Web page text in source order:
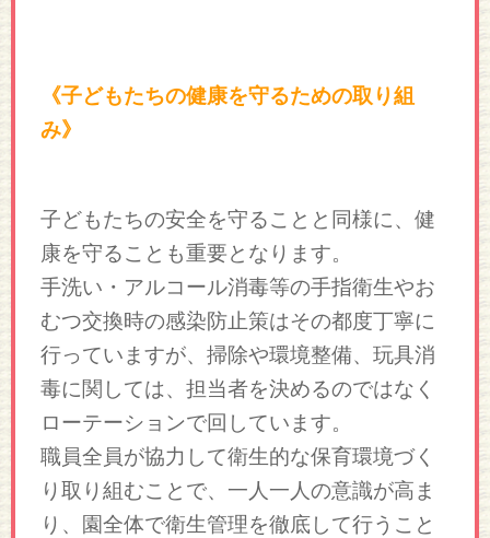
《子どもたちの健康を守るための取り組
み》
子どもたちの安全を守ることと同様に、健
康を守ることも重要となります。
手洗い・アルコール消毒等の手指衛生やお
むつ交換時の感染防止策はその都度丁寧に
行っていますが、掃除や環境整備、玩具消
毒に関しては、担当者を決めるのではなく
ローテーションで回しています。
職員全員が協力して衛生的な保育環境づく
り取り組むことで、一人一人の意識が高ま
り、園全体で衛生管理を徹底して行うこと